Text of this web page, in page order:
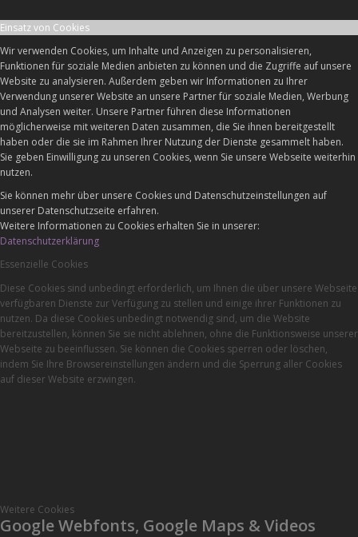
Einsatz von Cookies
Wir verwenden Cookies, um Inhalte und Anzeigen zu personalisieren,
Funktionen für soziale Medien anbieten zu können und die Zugriffe auf unsere
Website zu analysieren. Außerdem geben wir Informationen zu Ihrer
Verwendung unserer Website an unsere Partner für soziale Medien, Werbung
und Analysen weiter. Unsere Partner führen diese Informationen
möglicherweise mit weiteren Daten zusammen, die Sie ihnen bereitgestellt
haben oder die sie im Rahmen Ihrer Nutzung der Dienste gesammelt haben.
Sie geben Einwilligung zu unseren Cookies, wenn Sie unsere Webseite weiterhin
nutzen.
Sie können mehr über unsere Cookies und Datenschutzeinstellungen auf
unserer Datenschutzseite erfahren.
Weitere Informationen zu Cookies erhalten Sie in unserer:
Datenschutzerklärung
Essenzielle Cookies
Diese Cookies sind unbedingt erforderlich, um Ihnen die über unsere Webseite
verfügbaren Dienste zur Verfügung zu stellen und einige ihrer Funktionen zu
nutzen. Da diese Cookies unbedingt notwendig sind, um die Website
bereitzustellen, können Sie sie nicht ablehnen, ohne die Funktionsweise unserer
Webseite zu beeinflussen. Sie können die Cookies sperren oder löschen,
indem Sie Ihre Browsereinstellungen ändern und die Sperrung aller Cookies
auf dieser Website erzwingen.
Weitere Cookies
Google Webfonts, Google Maps & Videos